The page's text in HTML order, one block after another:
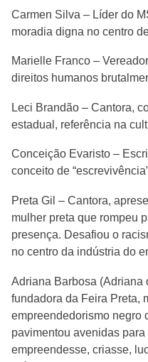
Carmen Silva – Líder do
moradia digna no centro
Marielle Franco –
direitos humanos
Leci Brandão – Cantora,
estadual, referência na
Conceição Evaristo –
conceito de
Preta Gil – Cantora,
mulher preta que rompeu
presença. Desafiou o
no centro da indústria do
Adriana Barbosa (Adriana
fundadora da Feira Preta,
empreendedorismo negro
pavimentou avenidas
empreendesse, criasse,